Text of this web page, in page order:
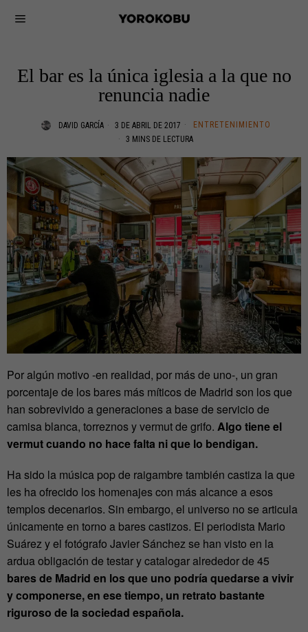
El bar es la única iglesia a la que no
renuncia nadie
DAVID GARCÍA 3 DE ABRIL DE 2017
ENTRETENIMIENTO
3 MINS DE LECTURA
Por algún motivo -en realidad, por más de uno-, un gran
porcentaje de los bares más míticos de Madrid son los que
han sobrevivido a generaciones a base de servicio de
camisa blanca, torreznos y vermut de grifo. Algo tiene el
vermut cuando no hace falta ni que lo bendigan.
Ha sido la música pop de raigambre también castiza la que
les ha ofrecido los homenajes con más alcance a esos
templos decenarios. Sin embargo, el universo no se articula
únicamente en torno a bares castizos. El periodista Mario
Suárez y el fotógrafo Javier Sánchez se han visto en la
ardua obligación de testar y catalogar alrededor de 45
bares de Madrid en los que uno podría quedarse a vivir
y componerse, en ese tiempo, un retrato bastante
riguroso de la sociedad española.